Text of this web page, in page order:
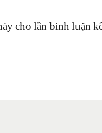
cho lần bình luận